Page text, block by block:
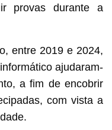
provas durante a
entre 2019 e 2024,
ajudaram-
a fim de encobrir
com vista a